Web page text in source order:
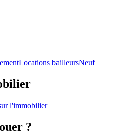
Locations bailleursNeuf
l'immobilier
?